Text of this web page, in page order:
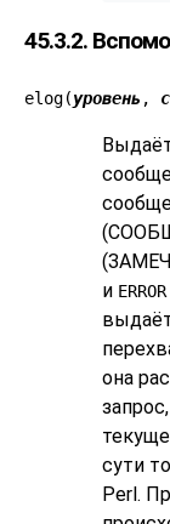
45.3.2.
elog(уровень ,
и ERROR
она
сути
Perl.